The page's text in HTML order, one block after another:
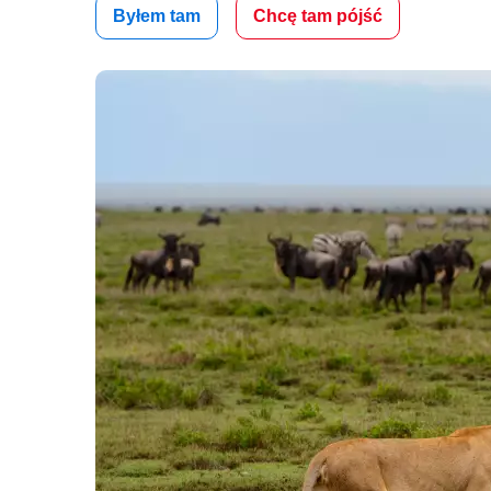
Byłem tam Chcę tam pójść